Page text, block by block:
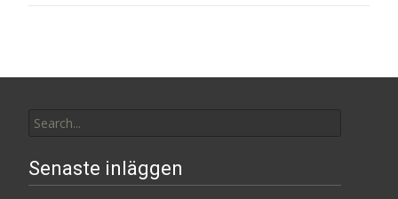
for:
Senaste inläggen